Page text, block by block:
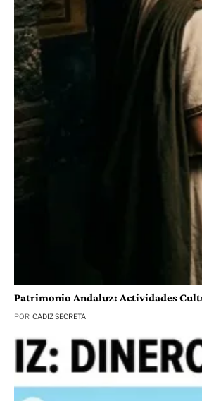
Patrimonio Andaluz: Actividades
POR CADIZ SECRETA